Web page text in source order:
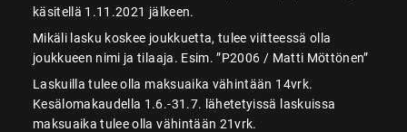
käsitellä 1.11.2021 jälkeen.
Mikäli lasku koskee joukkuetta, tulee viitteessä olla
joukkueen nimi ja tilaaja. Esim. ”P2006 / Matti Möttönen”
Laskuilla tulee olla maksuaika vähintään 14vrk.
Kesälomakaudella 1.6.-31.7. lähetetyissä laskuissa
maksuaika tulee olla vähintään 21vrk.